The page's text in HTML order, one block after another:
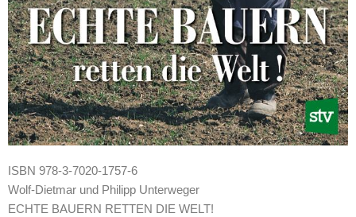
ISBN 978-3-7020-1757-6
Wolf-Dietmar und Philipp Unterweger
ECHTE BAUERN RETTEN DIE WELT!